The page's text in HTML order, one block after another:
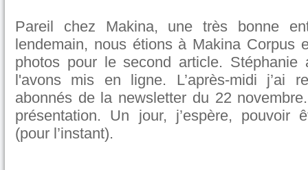
Pareil chez Makina, une très bonne
lendemain, nous étions à Makina Corpus
photos pour le second article.
l'avons mis en ligne. L’après-midi j’ai
abonnés de la newsletter du 22
présentation. Un jour, j’espère, pouvoir
(pour l’instant).